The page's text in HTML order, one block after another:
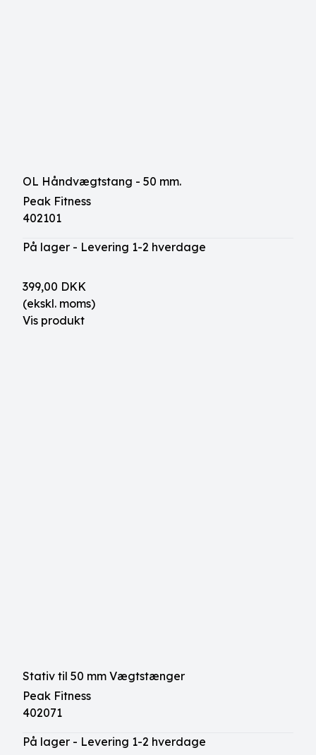
OL Håndvægtstang - 50 mm.
Peak Fitness
402101
På lager - Levering 1-2 hverdage
399,00 DKK
(ekskl. moms)
Vis produkt
Stativ til 50 mm Vægtstænger
Peak Fitness
402071
På lager - Levering 1-2 hverdage